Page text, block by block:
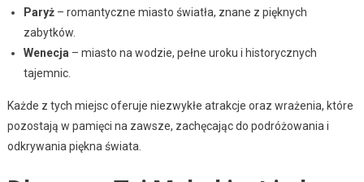
Paryż– romantyczne miasto światła, znane z pięknych
zabytków.
Wenecja – miasto na wodzie, pełne uroku i historycznych
tajemnic.
Każde z tych miejsc oferuje niezwykłe atrakcje oraz wrażenia, które
pozostają w pamięci na zawsze, zachęcając do podróżowania i
odkrywania piękna świata.